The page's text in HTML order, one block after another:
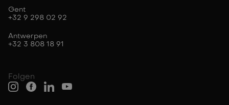
Folgen
Gent
+32 9 298 02 92
Antwerpen
+32 3 808 18 91